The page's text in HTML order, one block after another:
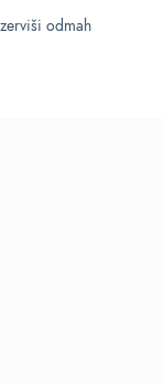
odmah